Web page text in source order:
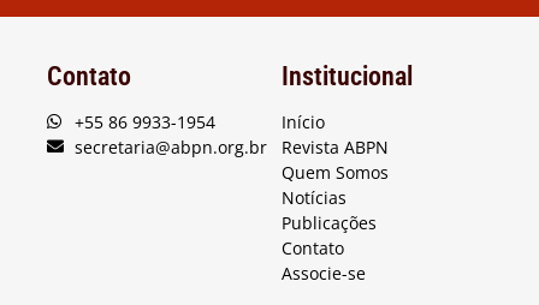
Contato
+55 86 9933-1954
secretaria@abpn.org.br
Institucional
Início
Revista ABPN
Quem Somos
Notícias
Publicações
Contato
Associe-se